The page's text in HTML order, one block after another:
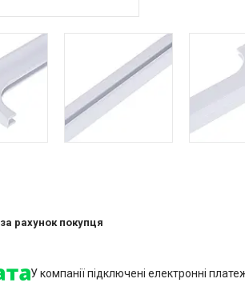
за рахунок покупця
У компанії підключені електронні